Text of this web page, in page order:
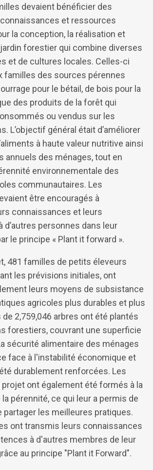
devaient bénéficier des
et ressources
la conception, la réalisation et
jardin forestier qui combine diverses
et de cultures locales. Celles-ci
familles des sources pérennes
pour le bétail, de bois pour la
des produits de la forêt qui
ou vendus sur les
L’objectif général était d’améliorer
à haute valeur nutritive ainsi
annuels des ménages, tout en
environnementale des
communautaires. Les
être encouragés à
connaissances et leurs
d’autres personnes dans leur
le principe « Plant it forward ».
481 familles de petits éleveurs
les prévisions initiales, ont
leurs moyens de subsistance
agricoles plus durables et plus
de 2,759,046 arbres ont été plantés
forestiers, couvrant une superficie
sécurité alimentaire des ménages
face à l'instabilité économique et
durablement renforcées. Les
ont également été formés à la
pérennité, ce qui leur a permis de
partager les meilleures pratiques.
ont transmis leurs connaissances
à d'autres membres de leur
au principe "Plant it Forward".